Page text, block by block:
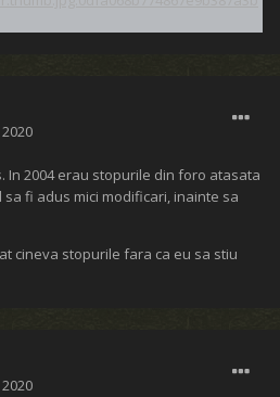
In 2004 erau stopurile din foro atasata
fi adus mici modificari, inainte sa
cineva stopurile fara ca eu sa stiu